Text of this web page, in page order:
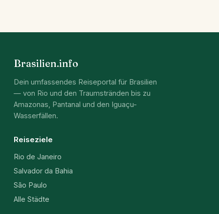
Brasilien.info
Dein umfassendes Reiseportal für Brasilien
— von Rio und den Traumstränden bis zu
Amazonas, Pantanal und den Iguaçu-
Wasserfällen.
Reiseziele
Rio de Janeiro
Salvador da Bahia
São Paulo
Alle Städte